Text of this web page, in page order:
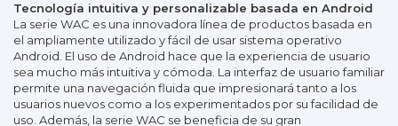
Tecnología intuitiva y personalizable basada en Android
La serie WAC es una innovadora línea de productos basada en
el ampliamente utilizado y fácil de usar sistema operativo
Android. El uso de Android hace que la experiencia de usuario
sea mucho más intuitiva y cómoda. La interfaz de usuario familiar
permite una navegación fluida que impresionará tanto a los
usuarios nuevos como a los experimentados por su facilidad de
uso. Además, la serie WAC se beneficia de su gran